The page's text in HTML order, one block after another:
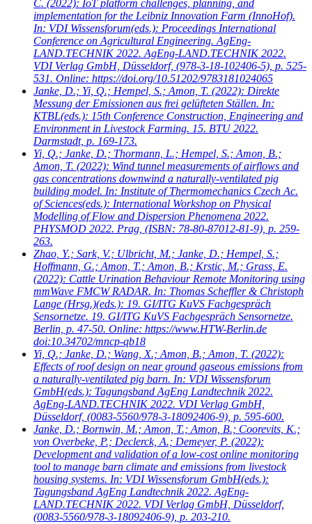
C. (2022): IoT platform challenges, planning, and
implementation for the Leibniz Innovation Farm (InnoHof).
In: VDI Wissensforum(eds.): Proceedings International
Conference on Agricultural Engineering. AgEng-
LAND.TECHNIK 2022. AgEng-LAND.TECHNIK 2022.
VDI Verlag GmbH, Düsseldorf, (978-3-18-102406-5), p. 525-
531. Online: https://doi.org/10.51202/9783181024065
Janke, D.; Yi, Q.; Hempel, S.; Amon, T. (2022): Direkte
Messung der Emissionen aus frei gelüfteten Ställen. In:
KTBL(eds.): 15th Conference Construction, Engineering and
Environment in Livestock Farming. 15. BTU 2022.
Darmstadt, p. 169-173.
Yi, Q.; Janke, D.; Thormann, L.; Hempel, S.; Amon, B.;
Amon, T. (2022): Wind tunnel measurements of airflows and
gas concentrations downwind a naturally-ventilated pig
building model. In: Institute of Thermomechanics Czech Ac.
of Sciences(eds.): International Workshop on Physical
Modelling of Flow and Dispersion Phenomena 2022.
PHYSMOD 2022. Prag, (ISBN: 78-80-87012-81-9), p. 259-
263.
Zhao, Y.; Sark, V.; Ulbricht, M.; Janke, D.; Hempel, S.;
Hoffmann, G.; Amon, T.; Amon, B.; Krstic, M.; Grass, E.
(2022): Cattle Urination Behaviour Remote Monitoring using
mmWave FMCW RADAR. In: Thomas Scheffler & Christoph
Lange (Hrsg.)(eds.): 19. GI/ITG KuVS Fachgespräch
Sensornetze. 19. GI/ITG KuVS Fachgespräch Sensornetze.
Berlin, p. 47-50. Online: https://www.HTW-Berlin.de
doi:10.34702/mncp-qb18
Yi, Q.; Janke, D.; Wang, X.; Amon, B.; Amon, T. (2022):
Effects of roof design on near ground gaseous emissions from
a naturally-ventilated pig barn. In: VDI Wissensforum
GmbH(eds.): Tagungsband AgEng Landtechnik 2022.
AgEng-LAND.TECHNIK 2022. VDI Verlag GmbH,
Düsseldorf, (0083-5560/978-3-18092406-9), p. 595-600.
Janke, D.; Bornwin, M.; Amon, T.; Amon, B.; Coorevits, K.;
von Overbeke, P.; Declerck, A.; Demeyer, P. (2022):
Development and validation of a low-cost online monitoring
tool to manage barn climate and emissions from livestock
housing systems. In: VDI Wissensforum GmbH(eds.):
Tagungsband AgEng Landtechnik 2022. AgEng-
LAND.TECHNIK 2022. VDI Verlag GmbH, Düsseldorf,
(0083-5560/978-3-18092406-9), p. 203-210.